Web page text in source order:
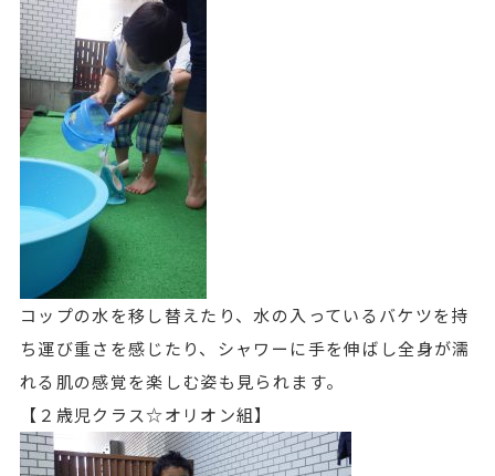
コップの水を移し替えたり、水の入っているバケツを持
ち運び重さを感じたり、シャワーに手を伸ばし全身が濡
れる肌の感覚を楽しむ姿も見られます。
【２歳児クラス☆オリオン組】